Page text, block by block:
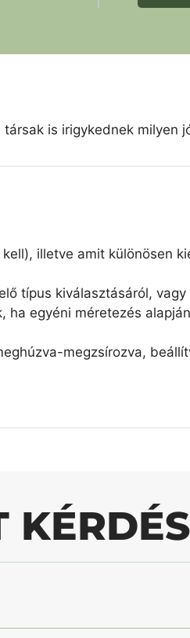
is irigykednek milyen
illetve amit különösen
típus kiválasztásáról,
egyéni méretezés
megzsírozva,